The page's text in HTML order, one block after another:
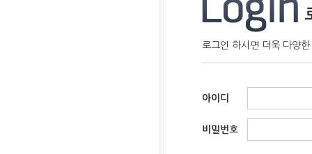
로그인 하시면 더욱 다양
아이디
비밀번호